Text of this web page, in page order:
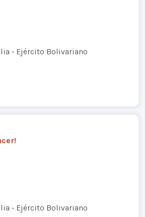
- Ejército Bolivariano
- Ejército Bolivariano